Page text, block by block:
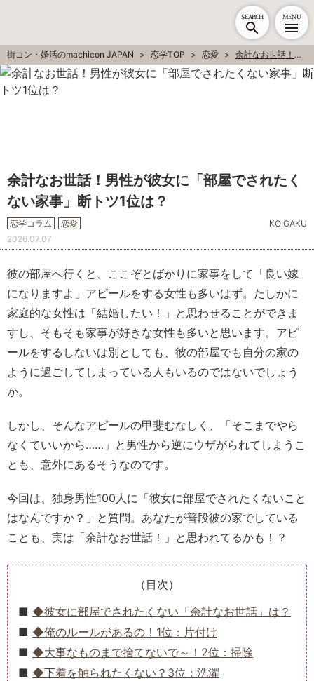
SEARCH MENU
街コン・婚活のmachicon JAPAN 恋学TOP 恋愛 余計なお世話！男性が彼女に「部屋でされたくない家事」断トツ1位は？
余計なお世話！男性が彼女に「部屋でされたく
ない家事」断トツ1位は？
恋学コラム 恋愛
KOIGAKU
2026.07.07
彼の部屋へ行くと、ここぞとばかりに家事をして「良い嫁
になりますよ」アピールをする女性も多いはず。たしかに
家庭的な女性は「結婚したい！」と思わせることができま
すし、そもそも家事が好きな女性も多いと思います。アピ
ールをするしないは別としても、彼の部屋でも自分の家の
ように過ごしてしまっている人もいるのではないでしょう
か。
しかし、そんなアピールの甲斐むなしく、「そこまでやら
なくていいから……」と男性から逆にウザがられてしまうこ
とも、意外にあるそうなのです。
今回は、独身男性100人に「彼女に部屋でされたくないこと
はなんですか？」と質問。あなたが普段彼の家でしている
ことも、実は「余計なお世話！」と思われてるかも！？
（目次）
◆彼女に部屋でされたくない「余計なお世話」は？
◆俺のルールがあるの！1位：片付け
◆大事なものまで捨てないで～！2位：掃除
◆下着を触られたくない？3位：洗濯